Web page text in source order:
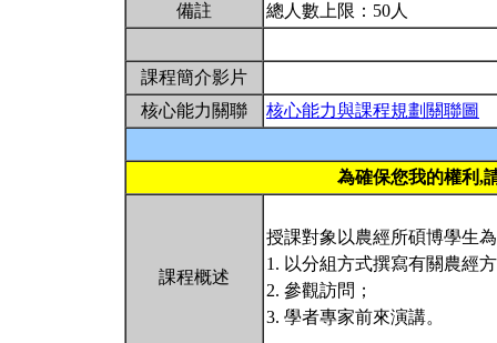
備註
總人數上限：50人
課程簡介影片
核心能力關聯
核心能力與課程規劃關聯圖
為確保您我的權利,
課程概述
授課對象以農經所碩博學生
1. 以分組方式撰寫有關農經
2. 參觀訪問；
3. 學者專家前來演講。